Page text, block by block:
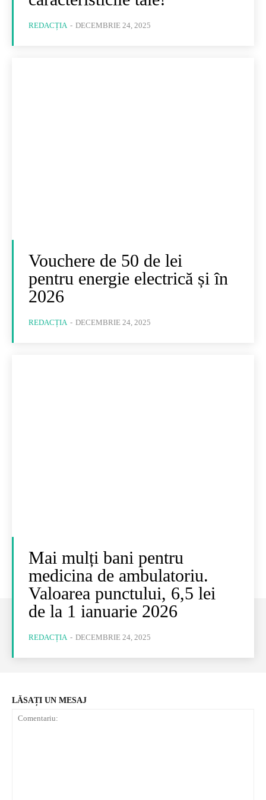
REDACȚIA - DECEMBRIE 24, 2025
Vouchere de 50 de lei
pentru energie electrică și în
2026
REDACȚIA - DECEMBRIE 24, 2025
Mai mulți bani pentru
medicina de ambulatoriu.
Valoarea punctului, 6,5 lei
de la 1 ianuarie 2026
REDACȚIA - DECEMBRIE 24, 2025
LĂSAȚI UN MESAJ